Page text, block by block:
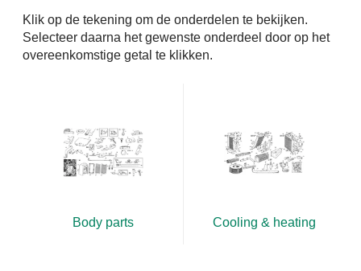
Klik op de tekening om de onderdelen te bekijken.
Selecteer daarna het gewenste onderdeel door op het
overeenkomstige getal te klikken.
Body parts Cooling & heating